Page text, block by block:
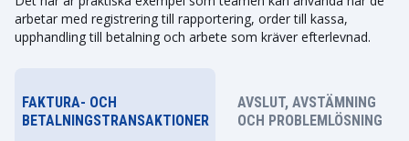
arbetar med registrering till rapportering, order till kassa,
upphandling till betalning och arbete som kräver efterlevnad.
FAKTURA- OCH
BETALNINGSTRANSAKTIONER
AVSLUT, AVSTÄMNING
OCH PROBLEMLÖSNING